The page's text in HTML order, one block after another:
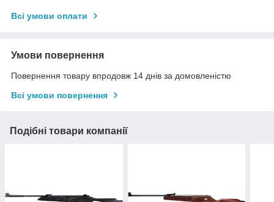
Всі умови оплати
Умови повернення
Повернення товару впродовж 14 днів за домовленістю
Всі умови повернення
Подібні товари компанії